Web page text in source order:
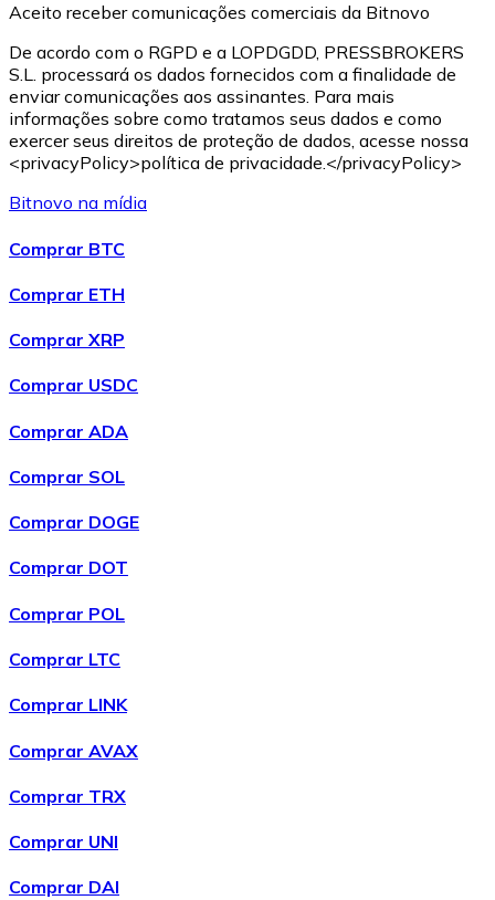
Aceito receber comunicações comerciais da Bitnovo
De acordo com o RGPD e a LOPDGDD, PRESSBROKERS
S.L. processará os dados fornecidos com a finalidade de
enviar comunicações aos assinantes. Para mais
informações sobre como tratamos seus dados e como
exercer seus direitos de proteção de dados, acesse nossa
<privacyPolicy>política de privacidade.</privacyPolicy>
Bitnovo na mídia
Comprar BTC
Comprar ETH
Comprar XRP
Comprar USDC
Comprar ADA
Comprar SOL
Comprar DOGE
Comprar DOT
Comprar POL
Comprar LTC
Comprar LINK
Comprar AVAX
Comprar TRX
Comprar UNI
Comprar DAI